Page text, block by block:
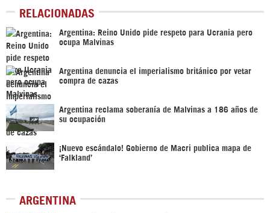
RELACIONADAS
Argentina: Reino Unido pide respeto para Ucrania pero
ocupa Malvinas
Argentina denuncia el imperialismo británico por vetar
compra de cazas
Argentina reclama soberanía de Malvinas a 186 años de
su ocupación
¡Nuevo escándalo! Gobierno de Macri publica mapa de
‘Falkland’
ARGENTINA